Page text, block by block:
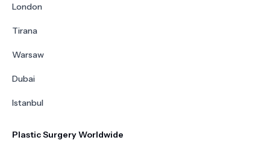
London
Tirana
Warsaw
Dubai
Istanbul
Plastic Surgery Worldwide